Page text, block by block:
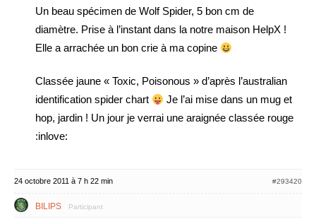
Un beau spécimen de Wolf Spider, 5 bon cm de
diamètre. Prise à l’instant dans la notre maison HelpX !
Elle a arrachée un bon crie à ma copine
Classée jaune « Toxic, Poisonous » d’après l’australian
identification spider chart
Je l’ai mise dans un mug et
hop, jardin ! Un jour je verrai une araignée classée rouge
:inlove:
24 octobre 2011 à 7 h 22 min #293420
BILIPS Participant